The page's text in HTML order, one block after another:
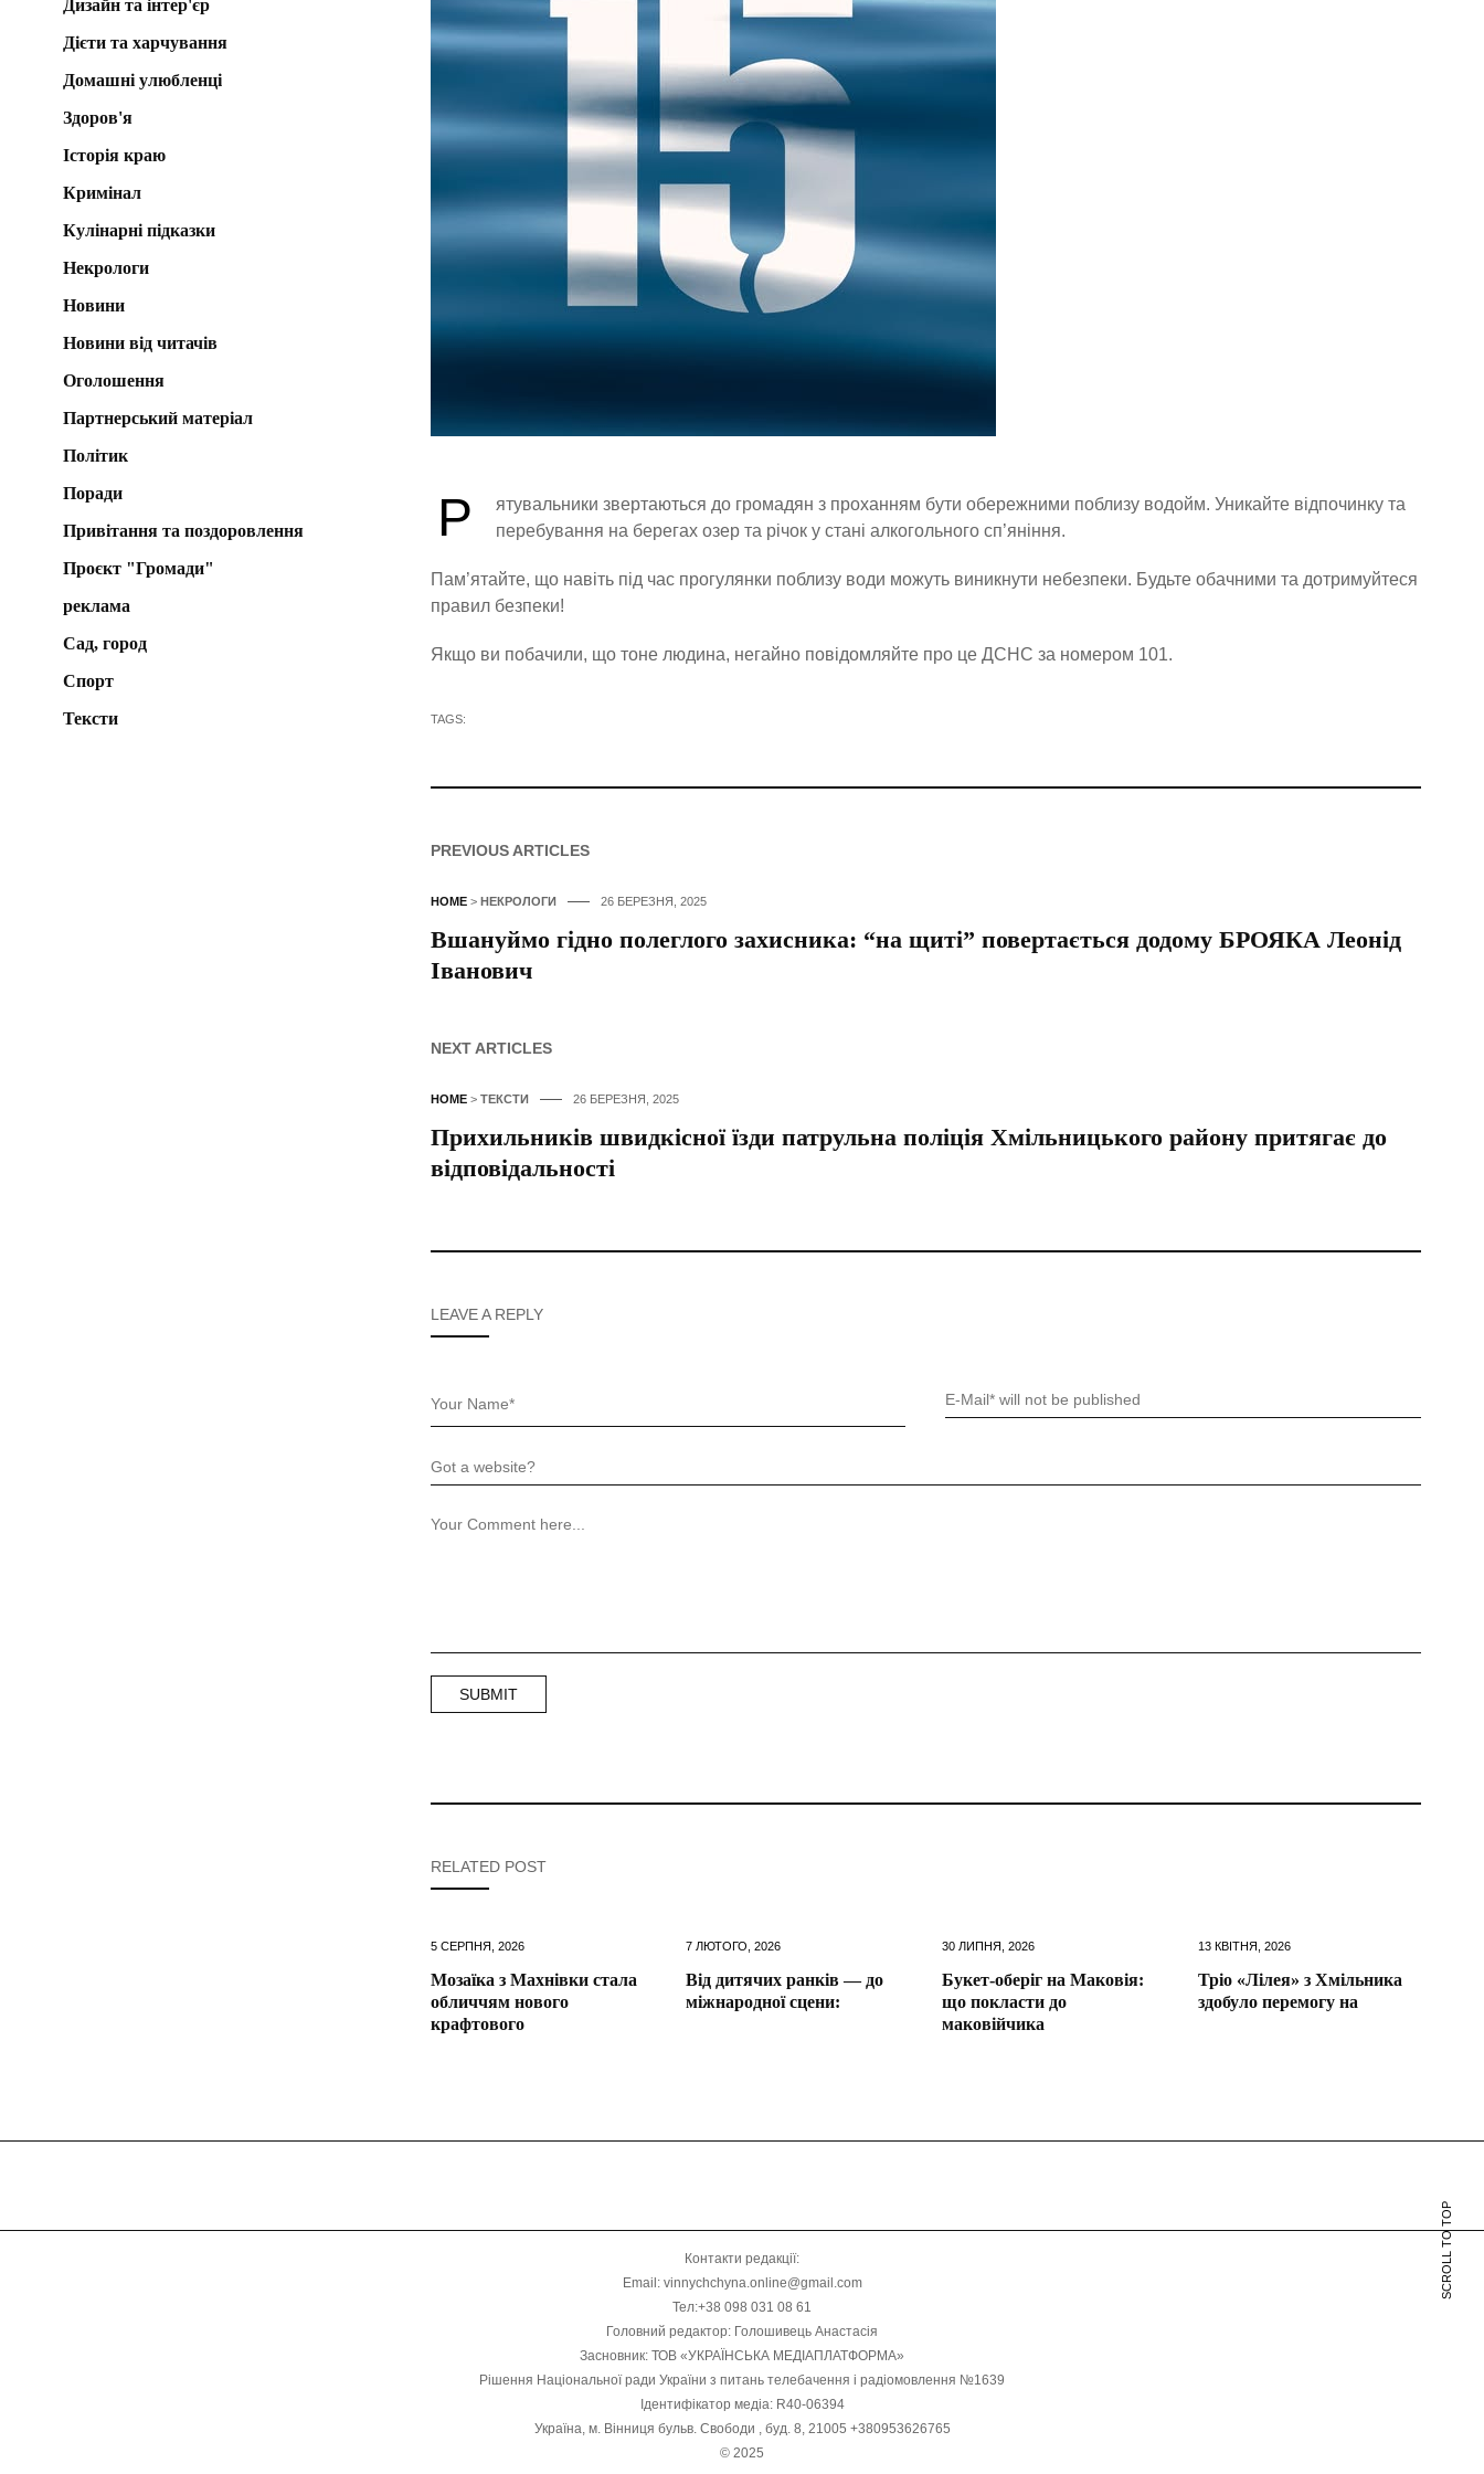
Р
ятувальники звертаються до громадян з проханням бути обережними поблизу водойм. Уникайте відпочинку та
перебування на берегах озер та річок у стані алкогольного сп’яніння.
Пам’ятайте, що навіть під час прогулянки поблизу води можуть виникнути небезпеки. Будьте обачними та дотримуйтеся
правил безпеки!
Якщо ви побачили, що тоне людина, негайно повідомляйте про це ДСНС за номером 101.
TAGS:
PREVIOUS ARTICLES
HOME> НЕКРОЛОГИ 26 БЕРЕЗНЯ, 2025
Вшануймо гідно полеглого захисника: “на щиті” повертається додому БРОЯКА Леонід
Іванович
NEXT ARTICLES
HOME> ТЕКСТИ 26 БЕРЕЗНЯ, 2025
Прихильників швидкісної їзди патрульна поліція Хмільницького району притягає до
відповідальності
LEAVE A REPLY
RELATED POST
5 СЕРПНЯ, 2026
Мозаїка з Махнівки стала
обличчям нового
крафтового
7 ЛЮТОГО, 2026
Від дитячих ранків — до
міжнародної сцени:
30 ЛИПНЯ, 2026
Букет-оберіг на Маковія:
що покласти до
маковійчика
13 КВІТНЯ, 2026
Тріо «Лілея» з Хмільника
здобуло перемогу на
Дизайн та інтер'єр
Дієти та харчування
Домашні улюбленці
Здоров'я
Історія краю
Кримінал
Кулінарні підказки
Некрологи
Новини
Новини від читачів
Оголошення
Партнерський матеріал
Політик
Поради
Привітання та поздоровлення
Проєкт "Громади"
реклама
Сад, город
Спорт
Тексти
SCROLL TO TOP
Контакти редакції:
Email: vinnychchyna.online@gmail.com
Тел:+38 098 031 08 61
Головний редактор: Голошивець Анастасія
Засновник: ТОВ «УКРАЇНСЬКА МЕДІАПЛАТФОРМА»
Рішення Національної ради України з питань телебачення і радіомовлення №1639
Ідентифікатор медіа: R40-06394
Україна, м. Вінниця бульв. Свободи , буд. 8, 21005 +380953626765
© 2025